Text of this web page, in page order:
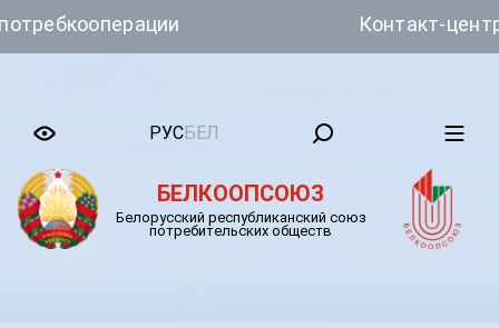
Контакт-центр
БЕЛКООПСОЮЗ
Белорусский республиканский союз
потребительских обществ
РУСБЕЛ